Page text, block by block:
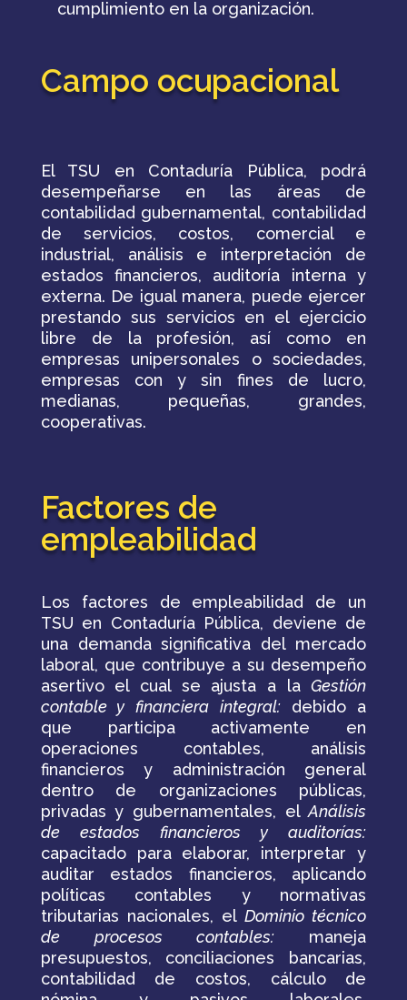
cumplimiento en la organización.
Campo ocupacional
El TSU en Contaduría Pública, podrá
desempeñarse en las áreas de
contabilidad gubernamental, contabilidad
de servicios, costos, comercial e
industrial, análisis e interpretación de
estados financieros, auditoría interna y
externa. De igual manera, puede ejercer
prestando sus servicios en el ejercicio
libre de la profesión, así como en
empresas unipersonales o sociedades,
empresas con y sin fines de lucro,
medianas, pequeñas, grandes,
cooperativas.
Factores de
empleabilidad
Los factores de empleabilidad de un
TSU en Contaduría Pública, deviene de
una demanda significativa del mercado
laboral, que contribuye a su desempeño
asertivo el cual se ajusta a laGestión
contable y financiera integral: debido a
que part­icipa activamente en
operaciones contables, análisis
financieros y administración general
dentro de organizaciones públicas,
privadas y gubernamentales, elAnálisis
de estados financieros y auditorías:
capacitado para elaborar, interpretar y
auditar estados financieros, aplicando
políticas contables y normativas
tributarias nacionales, elDominio técnico
de procesos contables: maneja
presupuestos, conciliaciones bancarias,
contabilidad de costos, cálculo de